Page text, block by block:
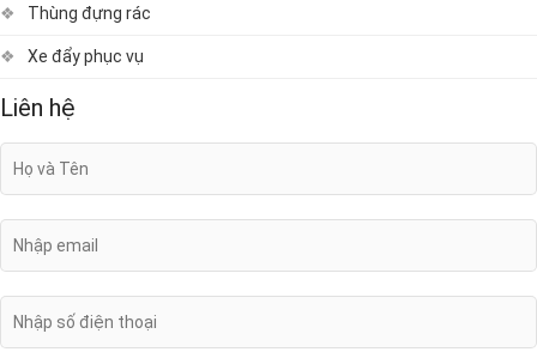
Thùng đựng rác
Xe đẩy phục vụ
Liên hệ